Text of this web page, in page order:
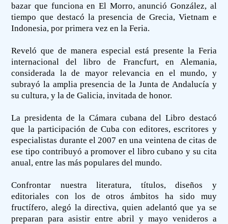
bazar que funciona en El Morro, anunció González, al
tiempo que destacó la presencia de Grecia, Vietnam e
Indonesia, por primera vez en la Feria.
Reveló que de manera especial está presente la Feria
internacional del libro de Francfurt, en Alemania,
considerada la de mayor relevancia en el mundo, y
subrayó la amplia presencia de la Junta de Andalucía y
su cultura, y la de Galicia, invitada de honor.
La presidenta de la Cámara cubana del Libro destacó
que la participación de Cuba con editores, escritores y
especialistas durante el 2007 en una veintena de citas de
ese tipo contribuyó a promover el libro cubano y su cita
anual, entre las más populares del mundo.
Confrontar nuestra literatura, títulos, diseños y
editoriales con los de otros ámbitos ha sido muy
fructífero, alegó la directiva, quien adelantó que ya se
preparan para asistir entre abril y mayo venideros a